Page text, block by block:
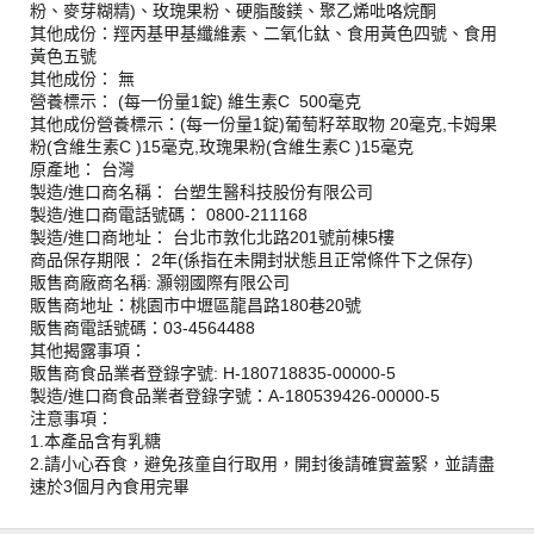
粉、麥芽糊精)、玫瑰果粉、硬脂酸鎂、聚乙烯吡咯烷酮
其他成份：羥丙基甲基纖維素、二氧化鈦、食用黃色四號、食用
黃色五號
其他成份： 無
營養標示： (每一份量1錠) 維生素C 500毫克
其他成份營養標示：(每一份量1錠)葡萄籽萃取物 20毫克,卡姆果
粉(含維生素C )15毫克,玫瑰果粉(含維生素C )15毫克
原產地： 台灣
製造/進口商名稱： 台塑生醫科技股份有限公司
製造/進口商電話號碼： 0800-211168
製造/進口商地址： 台北市敦化北路201號前棟5樓
商品保存期限： 2年(係指在未開封狀態且正常條件下之保存)
販售商廠商名稱: 灝翎國際有限公司
販售商地址：桃園市中壢區龍昌路180巷20號
販售商電話號碼：03-4564488
其他揭露事項：
販售商食品業者登錄字號: H-180718835-00000-5
製造/進口商食品業者登錄字號：A-180539426-00000-5
注意事項：
1.本產品含有乳糖
2.請小心吞食，避免孩童自行取用，開封後請確實蓋緊，並請盡
速於3個月內食用完畢